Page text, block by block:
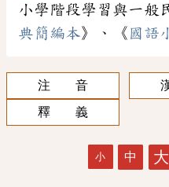
小學階段學習與一般
典簡編本》、《 國語
注 音
釋 義
小 中 大